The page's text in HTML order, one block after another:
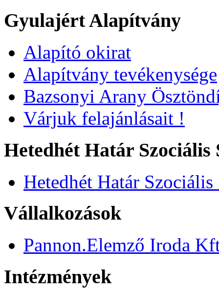
Gyulajért Alapítvány
Alapító okirat
Alapítvány tevékenysége
Bazsonyi Arany
Várjuk felajánlásait !
Hetedhét Határ Szociális
Hetedhét Határ Szociális
Vállalkozások
Pannon.Elemző Iroda
Intézmények